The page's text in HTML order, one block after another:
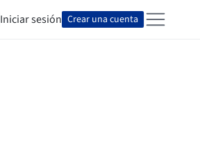
Iniciar sesión Crear una cuenta